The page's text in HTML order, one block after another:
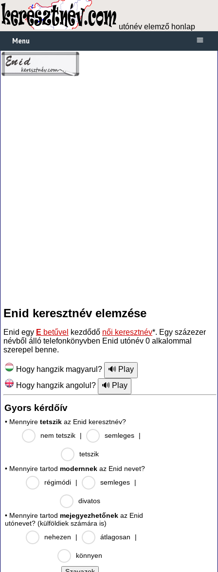
utónév elemző honlap
Menu
Enid keresztnév elemzése
Enid egy E betűvel kezdődő női keresztnév*. Egy százezer
névből álló telefonkönyvben Enid utónév 0 alkalommal
szerepel benne.
Hogy hangzik magyarul?
Hogy hangzik angolul?
Gyors kérdőív
• Mennyire tetszik az Enid keresztnév?
nem tetszik
| semleges |
tetszik
• Mennyire tartod modernnek az Enid nevet?
régimódi
| semleges |
divatos
• Mennyire tartod mejegyezhetőnek az Enid
utónevet? (külföldiek számára is)
nehezen
| átlagosan |
könnyen